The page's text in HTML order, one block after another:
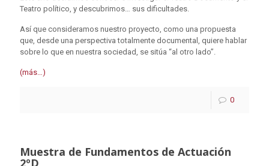
Teatro político, y descubrimos… sus dificultades.
Así que consideramos nuestro proyecto, como una propuesta
que, desde una perspectiva totalmente documental, quiere hablar
sobre lo que en nuestra sociedad, se sitúa “al otro lado”.
(más…)
0
Muestra de Fundamentos de Actuación
2ºD